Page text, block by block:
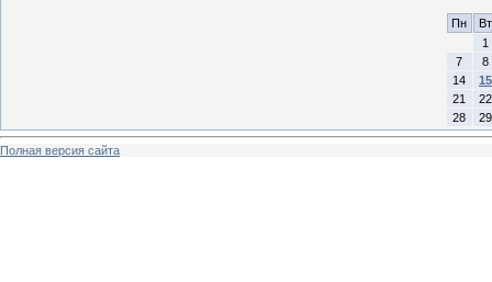
Пн
Вт
1
7
8
14
15
21
22
28
29
Полная версия сайта